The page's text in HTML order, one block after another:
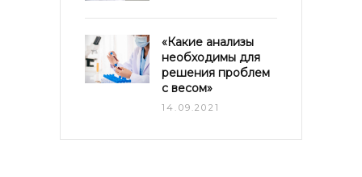
«Какие анализы
необходимы для
решения проблем
с весом»
14.09.2021